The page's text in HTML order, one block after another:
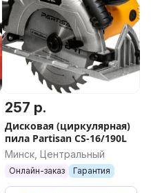
257 р.
Дисковая (циркулярная)
пила Partisan CS-16/190L
Минск, Центральный
Онлайн-заказ Гарантия